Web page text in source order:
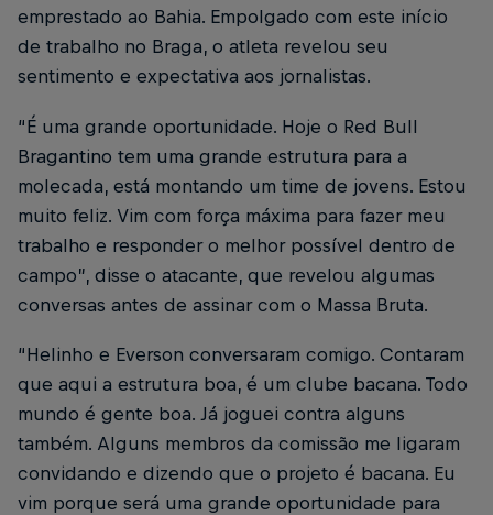
emprestado ao Bahia. Empolgado com este início
de trabalho no Braga, o atleta revelou seu
sentimento e expectativa aos jornalistas.
“É uma grande oportunidade. Hoje o Red Bull
Bragantino tem uma grande estrutura para a
molecada, está montando um time de jovens. Estou
muito feliz. Vim com força máxima para fazer meu
trabalho e responder o melhor possível dentro de
campo”, disse o atacante, que revelou algumas
conversas antes de assinar com o Massa Bruta.
“Helinho e Everson conversaram comigo. Contaram
que aqui a estrutura boa, é um clube bacana. Todo
mundo é gente boa. Já joguei contra alguns
também. Alguns membros da comissão me ligaram
convidando e dizendo que o projeto é bacana. Eu
vim porque será uma grande oportunidade para